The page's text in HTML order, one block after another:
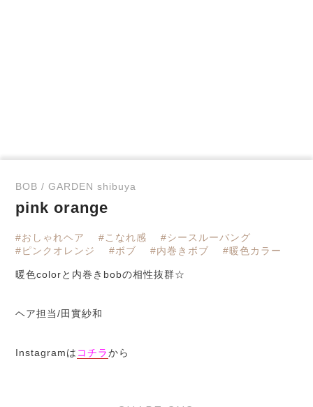
BOB / GARDEN shibuya
pink orange
#おしゃれヘア #こなれ感
#シースルーバング
#ピンクオレンジ
#ボブ #内巻きボブ #暖色カラー
暖色colorと内巻きbobの相性抜群☆
ヘア担当/田實紗和
Instagramは コチラから